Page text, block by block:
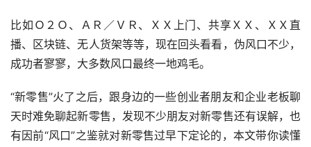
比如Ｏ２Ｏ、ＡＲ／ＶＲ、ＸＸ上门、共享ＸＸ、ＸＸ直
播、区块链、无人货架等等，现在回头看看，伪风口不少，
成功者寥寥，大多数风口最终一地鸡毛。
“新零售”火了之后，跟身边的一些创业者朋友和企业老板聊
天时难免聊起新零售，发现不少朋友对新零售还有误解，也
有因前“风口”之鉴就对新零售过早下定论的，本文带你读懂